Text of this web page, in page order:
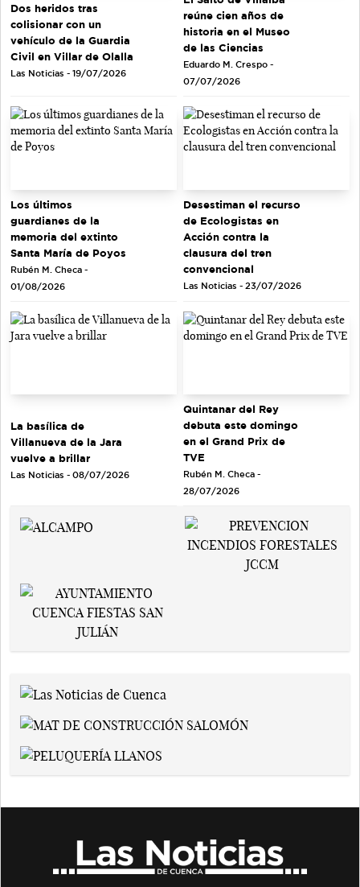
Dos heridos tras
colisionar con un
vehículo de la Guardia
Civil en Villar de Olalla
Las Noticias - 19/07/2026
reúne cien años de
historia en el Museo
de las Ciencias
Eduardo M. Crespo -
07/07/2026
Los últimos
guardianes de la
memoria del extinto
Santa María de Poyos
Rubén M. Checa -
01/08/2026
Desestiman el recurso
de Ecologistas en
Acción contra la
clausura del tren
convencional
Las Noticias - 23/07/2026
La basílica de
Villanueva de la Jara
vuelve a brillar
Las Noticias - 08/07/2026
Quintanar del Rey
debuta este domingo
en el Grand Prix de
TVE
Rubén M. Checa -
28/07/2026